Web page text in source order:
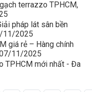
terrazzo TPHCM,
pháp lát sân bền
11/2025
giá rẻ – Hàng chính
07/11/2025
TPHCM mới nhất - Đa